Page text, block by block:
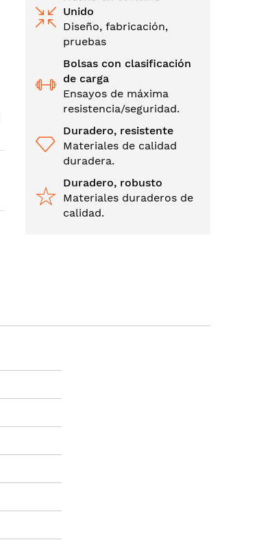
Unido
Diseño, fabricación,
pruebas
Bolsas con clasificación
de carga
Ensayos de máxima
resistencia/seguridad.
Duradero, resistente
Materiales de calidad
duradera.
Duradero, robusto
Materiales duraderos de
calidad.